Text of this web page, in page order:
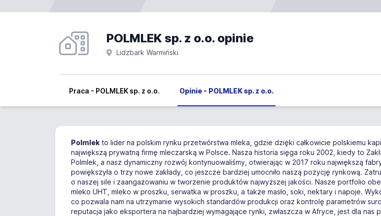
POLMLEK sp. z o.o. opinie
Lidzbark Warmiński
Praca - POLMLEK sp. z o.o. Opinie - POLMLEK sp. z o.o.
Polmlek to lider na polskim rynku przetwórstwa mleka, gdzie dzięki całkowicie polskiemu
największą prywatną firmę mleczarską w Polsce. Nasza historia sięga roku 2002, kiedy to
Polmlek, a nasz dynamiczny rozwój kontynuowaliśmy, otwierając w 2017 roku największą
powiększyła o trzy nowe zakłady, co jeszcze bardziej umocniło naszą pozycję rynkową.
o naszej sile i zaangażowaniu w tworzenie produktów najwyższej jakości. Nasze portfolio
mleko UHT, mleko w proszku, serwatka w proszku, a także masło, soki, nektary i napoje.
co pozwala nam na utrzymanie wysokich standardów produkcji oraz kontrolę parametrów
reputacja jako eksportera na najbardziej wymagające rynki, zwłaszcza w Afryce, jest dla nas